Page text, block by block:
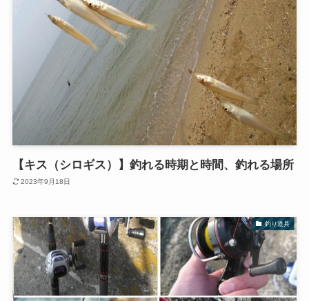
【キス（シロギス）】釣れる時期と時間、釣れる場所
2023年9月18日
釣り道具